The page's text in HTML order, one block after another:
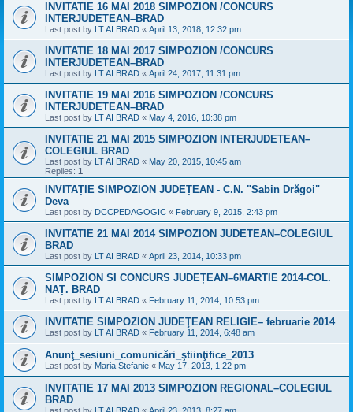
INVITATIE 16 MAI 2018 SIMPOZION /CONCURS
INTERJUDETEAN–BRAD
Last post by LT AI BRAD « April 13, 2018, 12:32 pm
INVITATIE 18 MAI 2017 SIMPOZION /CONCURS
INTERJUDETEAN–BRAD
Last post by LT AI BRAD « April 24, 2017, 11:31 pm
INVITATIE 19 MAI 2016 SIMPOZION /CONCURS
INTERJUDETEAN–BRAD
Last post by LT AI BRAD « May 4, 2016, 10:38 pm
INVITATIE 21 MAI 2015 SIMPOZION INTERJUDETEAN–
COLEGIUL BRAD
Last post by LT AI BRAD « May 20, 2015, 10:45 am
Replies: 1
INVITAȚIE SIMPOZION JUDEȚEAN - C.N. "Sabin Drăgoi"
Deva
Last post by DCCPEDAGOGIC « February 9, 2015, 2:43 pm
INVITATIE 21 MAI 2014 SIMPOZION JUDETEAN–COLEGIUL
BRAD
Last post by LT AI BRAD « April 23, 2014, 10:33 pm
SIMPOZION SI CONCURS JUDEȚEAN–6MARTIE 2014-COL.
NAȚ. BRAD
Last post by LT AI BRAD « February 11, 2014, 10:53 pm
INVITATIE SIMPOZION JUDEŢEAN RELIGIE– februarie 2014
Last post by LT AI BRAD « February 11, 2014, 6:48 am
Anunţ_sesiuni_comunicări_ştiinţifice_2013
Last post by Maria Stefanie « May 17, 2013, 1:22 pm
INVITATIE 17 MAI 2013 SIMPOZION REGIONAL–COLEGIUL
BRAD